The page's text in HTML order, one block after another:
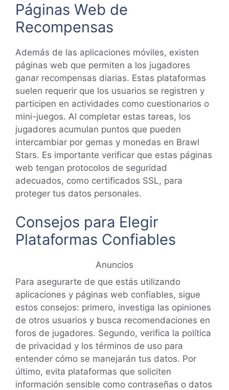
Páginas Web de
Recompensas
Además de las aplicaciones móviles, existen
páginas web que permiten a los jugadores
ganar recompensas diarias. Estas plataformas
suelen requerir que los usuarios se registren y
participen en actividades como cuestionarios o
mini-juegos. Al completar estas tareas, los
jugadores acumulan puntos que pueden
intercambiar por gemas y monedas en Brawl
Stars. Es importante verificar que estas páginas
web tengan protocolos de seguridad
adecuados, como certificados SSL, para
proteger tus datos personales.
Consejos para Elegir
Plataformas Confiables
Anuncios
Para asegurarte de que estás utilizando
aplicaciones y páginas web confiables, sigue
estos consejos: primero, investiga las opiniones
de otros usuarios y busca recomendaciones en
foros de jugadores. Segundo, verifica la política
de privacidad y los términos de uso para
entender cómo se manejarán tus datos. Por
último, evita plataformas que soliciten
información sensible como contraseñas o datos